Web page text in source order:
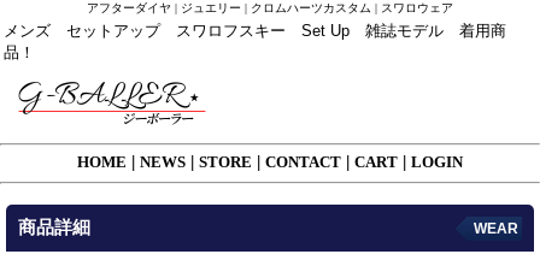
アフターダイヤ | ジュエリー | クロムハーツカスタム | スワロウェア
メンズ セットアップ スワロフスキー Set Up 雑誌モデル 着用商
品！
HOME NEWS STORE CONTACT CART LOGIN
商品詳細 WEAR